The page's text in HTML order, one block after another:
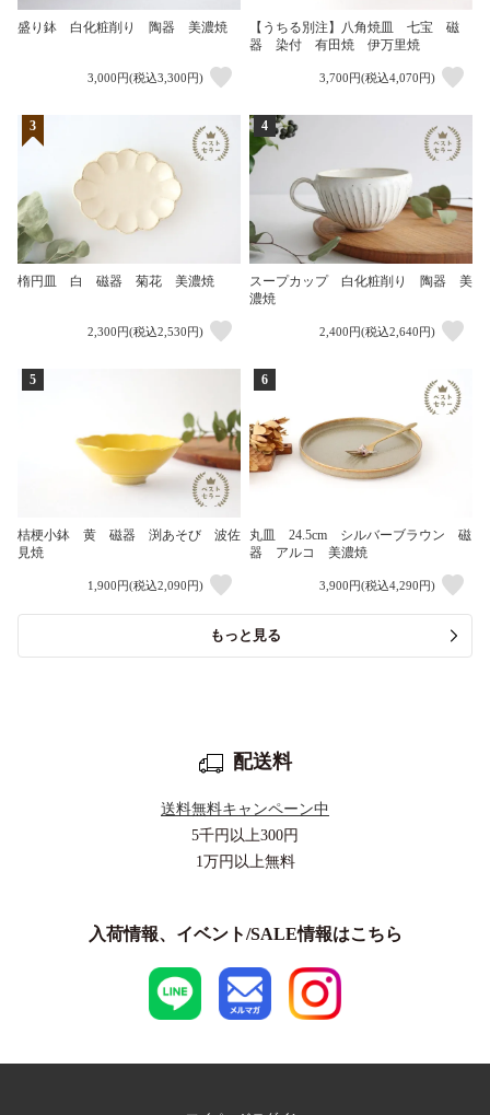
盛り鉢 白化粧削り 陶器 美濃焼
3,000円(税込3,300円)
【うちる別注】八角焼皿 七宝 磁
器 染付 有田焼 伊万里焼
3,700円(税込4,070円)
3
楕円皿 白 磁器 菊花 美濃焼
2,300円(税込2,530円)
4
スープカップ 白化粧削り 陶器 美
濃焼
2,400円(税込2,640円)
5
桔梗小鉢 黄 磁器 渕あそび 波佐
見焼
1,900円(税込2,090円)
6
丸皿 24.5cm シルバーブラウン 磁
器 アルコ 美濃焼
3,900円(税込4,290円)
もっと見る
配送料
送料無料キャンペーン中
5千円以上300円
1万円以上無料
入荷情報、イベント/SALE情報はこちら